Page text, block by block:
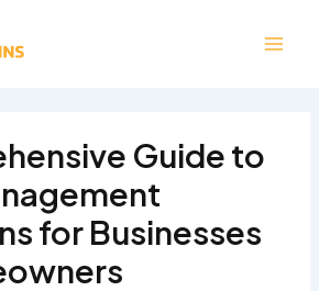
Guide to
for Businesses